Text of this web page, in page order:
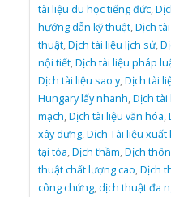
tài liệu du học tiếng đức,
hướng dẫn kỹ thuật,Dịch
thuật,Dịch tài liệu lịch sử,
nội tiết,Dịch tài liệu pháp
Dịch tài liệu sao y,Dịch tài
Hungary lấy nhanh,Dịch tài
mạch,Dịch tài liệu văn hóa,
xây dựng,Dịch Tài liệu xuất
tại tòa,Dịch thầm,Dịch
thuật chất lượng cao,Dịch
công chứng,dịch thuật đa